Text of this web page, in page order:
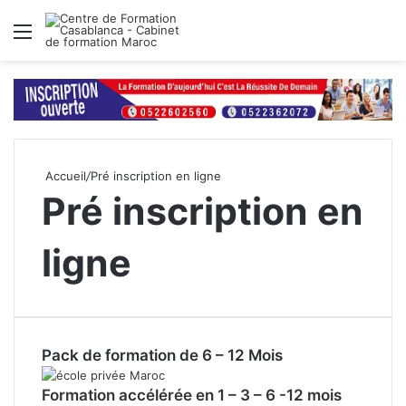
Menu
Accueil/Pré inscription en ligne
Pré inscription en
ligne
Pack de formation de 6 – 12 Mois
Formation accélérée en 1 – 3 – 6 -12 mois